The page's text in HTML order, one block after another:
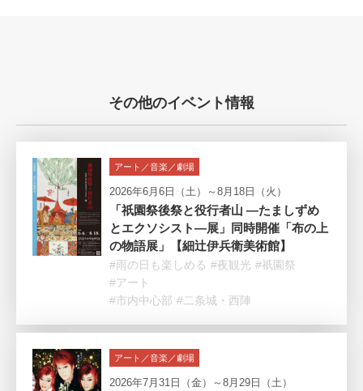
その他のイベント情報
アート／音楽／劇場
2026年6月6日（土）～8月18日（火）
「祇園祭後祭と役行者山 ―たましずめ
とエクソシスト―展」同時開催「布の上
の物語展」【細辻伊兵衛美術館】
#雨の日も楽しめる #夜観光 #祇園祭
#アート
#市内中心部 #二条城・西陣
アート／音楽／劇場
2026年7月31日（金）～8月29日（土）